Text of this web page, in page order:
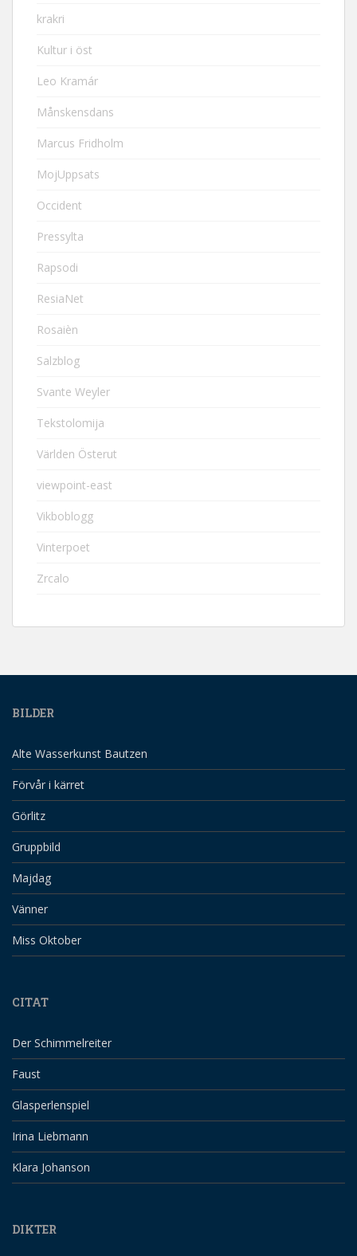
krakri
Kultur i öst
Leo Kramár
Månskensdans
Marcus Fridholm
MojUppsats
Occident
Pressylta
Rapsodi
ResiaNet
Rosaièn
Salzblog
Svante Weyler
Tekstolomija
Världen Österut
viewpoint-east
Vikboblogg
Vinterpoet
Zrcalo
BILDER
Alte Wasserkunst Bautzen
Förvår i kärret
Görlitz
Gruppbild
Majdag
Vänner
Miss Oktober
CITAT
Der Schimmelreiter
Faust
Glasperlenspiel
Irina Liebmann
Klara Johanson
DIKTER